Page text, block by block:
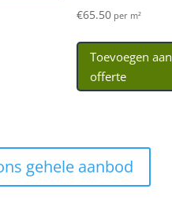
€65.50 per m²
Toevoegen aan
offerte
gehele aanbod